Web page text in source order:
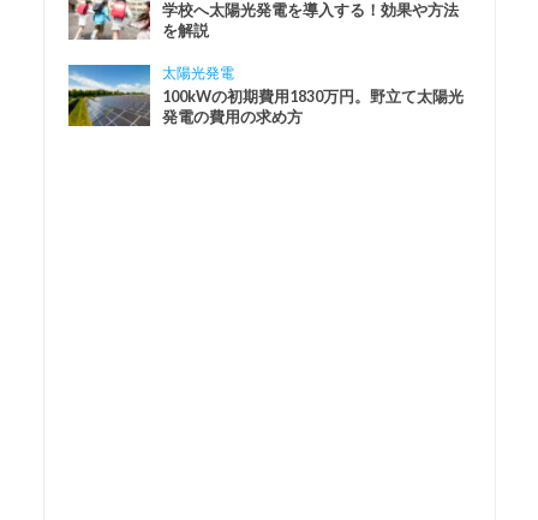
学校へ太陽光発電を導入する！効果や方法
を解説
太陽光発電
100kWの初期費用1830万円。野立て太陽光
発電の費用の求め方